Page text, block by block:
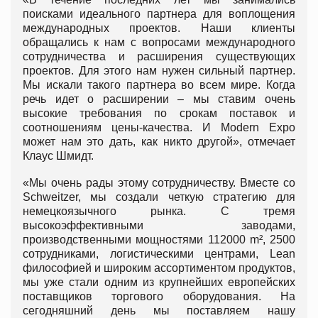
поисками идеального партнера для воплощения
международных проектов. Наши клиенты
обращались к нам с вопросами международного
сотрудничества и расширения существующих
проектов. Для этого нам нужен сильный партнер.
Мы искали такого партнера во всем мире. Когда
речь идет о расширении – мы ставим очень
высокие требования по срокам поставок и
соотношениям цены-качества. И Modern Expo
может нам это дать, как никто другой», отмечает
Клаус Шмидт.
«Мы очень рады этому сотрудничеству. Вместе со
Schweitzer, мы создали четкую стратегию для
немецкоязычного рынка. С тремя
высокоэффективными заводами,
производственными мощностями 112000 m², 2500
сотрудниками, логистическими центрами, Lean
философией и широким ассортиментом продуктов,
мы уже стали одним из крупнейших европейских
поставщиков торгового оборудования. На
сегодняшний день мы поставляем нашу